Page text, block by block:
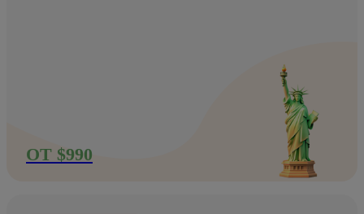
ОТ $990